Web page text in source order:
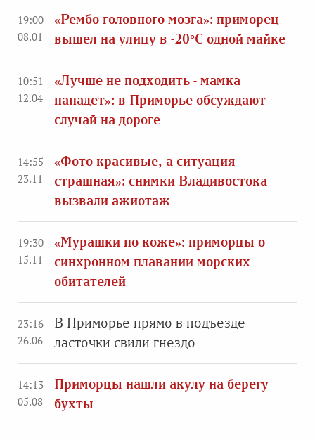
19:00
08.01
«Рембо головного мозга»: приморец
вышел на улицу в -20°C одной майке
10:51
12.04
«Лучше не подходить - мамка
нападет»: в Приморье обсуждают
случай на дороге
14:55
23.11
«Фото красивые, а ситуация
страшная»: снимки Владивостока
вызвали ажиотаж
19:30
15.11
«Мурашки по коже»: приморцы о
синхронном плавании морских
обитателей
23:16
26.06
В Приморье прямо в подъезде
ласточки свили гнездо
14:13
05.08
Приморцы нашли акулу на берегу
бухты